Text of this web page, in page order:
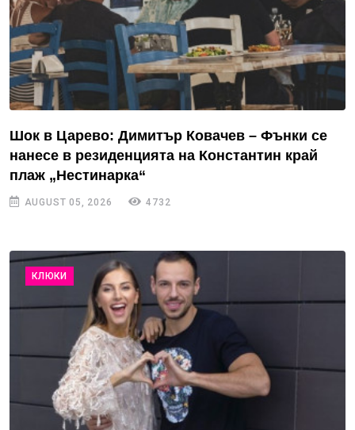
Шок в Царево: Димитър Ковачев – Фънки се
нанесе в резиденцията на Константин край
плаж „Нестинарка“
AUGUST 05, 2026 4732
КЛЮКИ